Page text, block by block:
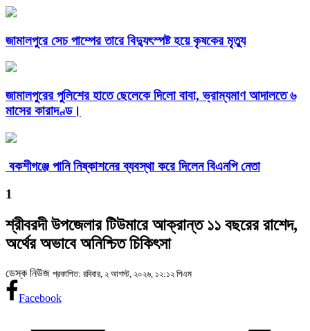
জামালপুরে সেচ পাম্পের তারে বিদ্যুৎস্পষ্ট হয়ে কৃষকের মৃত্যু
জামালপুরের পুলিশের হাতে ছেলেকে দিলো বাবা, ভ্রাম্যমাণ আদালতে ৬
মাসের কারাদণ্ড।
বকশীগঞ্জে পানি নিষ্কাশনের ব্যবস্থা করে দিলেন বিএনপি নেতা
1
শ্রীবরদী উপজেলার টিউমারে আক্রান্ত ১১ বছরের রাশেদ,
অর্থের অভাবে অনিশ্চিত চিকিৎসা
ডেস্ক নিউজ প্রকাশিত: রবিবার, ২ আগস্ট, ২০২৬, ১২:১২ পিএম
Facebook